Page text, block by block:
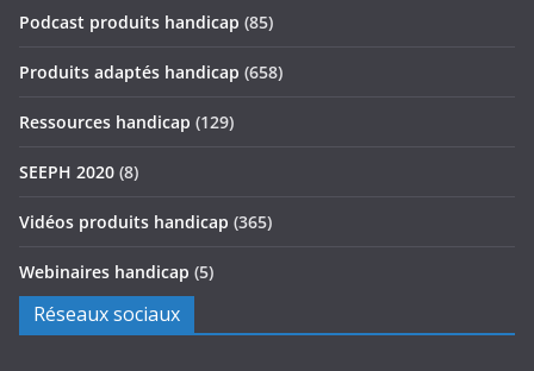
Podcast produits handicap (85)
Produits adaptés handicap (658)
Ressources handicap (129)
SEEPH 2020 (8)
Vidéos produits handicap (365)
Webinaires handicap (5)
Réseaux sociaux